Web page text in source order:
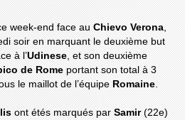
week-end face auChievo Verona
soir en marquant le deuxième but
à l’Udinese , et son deuxième
de Rome portant son total à 3
le maillot de l’équipeRomaine
ont étés marqués parSamir(22e)